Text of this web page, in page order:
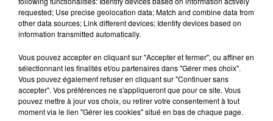
OLIVIA DEAN
So Easy (to Fall In Love)
ADELE CASTILLON
Ete Avec Toi
requested; Use precise geolocation data; Match and combine data from
other data sources; Link different devices; Identify devices based on
information transmitted automatically.
Vous pouvez accepter en cliquant sur "Accepter et fermer", ou affiner en
sélectionnant les finalités et/ou partenaires dans "Gérer mes choix".
Vous pouvez également refuser en cliquant sur "Continuer sans
accepter". Vos préférences ne s'appliqueront que pour ce site. Vous
pouvez mettre à jour vos choix, ou retirer votre consentement à tout
moment via le lien "Gérer les cookies" situé en bas de chaque page.